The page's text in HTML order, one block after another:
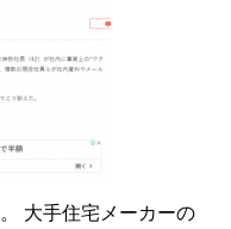
大手住宅メーカーの